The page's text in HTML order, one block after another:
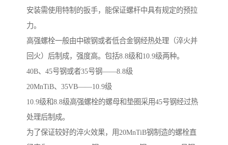
安装需使用特制的扳手，能保证螺杆中具有规定的预拉
力。
高强螺栓一般由中碳钢或者低合金钢经热处理（淬火并
回火）后制成，强度高。包括8.8级和10.9级两种。
40B、45号钢或者35号钢——8.8级
20MnTiB、35VB——10.9级
10.9级和8.8级高强螺栓的螺母和垫圈采用45号钢经过热
处理后制成。
为了保证较好的淬火效果，用20MnTiB钢制造的螺栓直